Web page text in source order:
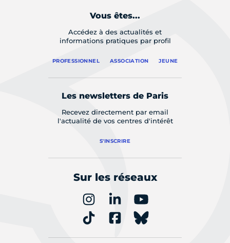
Vous êtes...
Accédez à des actualités et
informations pratiques par profil
PROFESSIONNEL ASSOCIATION JEUNE
Les newsletters de Paris
Recevez directement par email
l'actualité de vos centres d'intérêt
S'INSCRIRE
Sur les réseaux